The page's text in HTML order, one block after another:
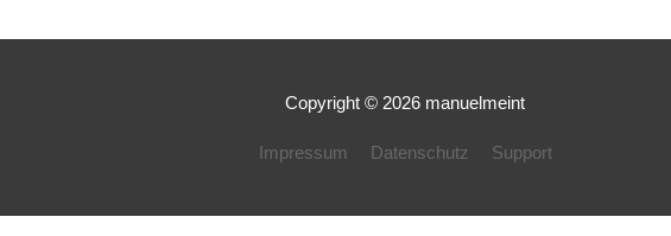
Copyright © 2026 manuelmeint
Impressum Datenschutz Support